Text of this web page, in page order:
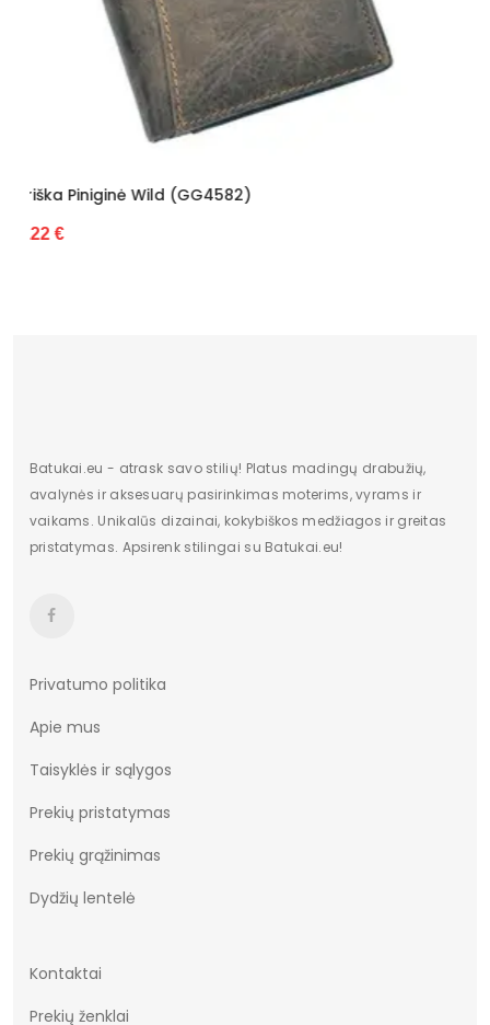
Vyriška Piniginė Wild (GG4583)
Batukai.eu - atrask savo stilių! Platus madingų drabužių,
avalynės ir aksesuarų pasirinkimas moterims, vyrams ir
vaikams. Unikalūs dizainai, kokybiškos medžiagos ir greitas
pristatymas. Apsirenk stilingai su Batukai.eu!
Privatumo politika
Apie mus
Taisyklės ir sąlygos
Prekių pristatymas
Prekių grąžinimas
Dydžių lentelė
Kontaktai
Prekių ženklai